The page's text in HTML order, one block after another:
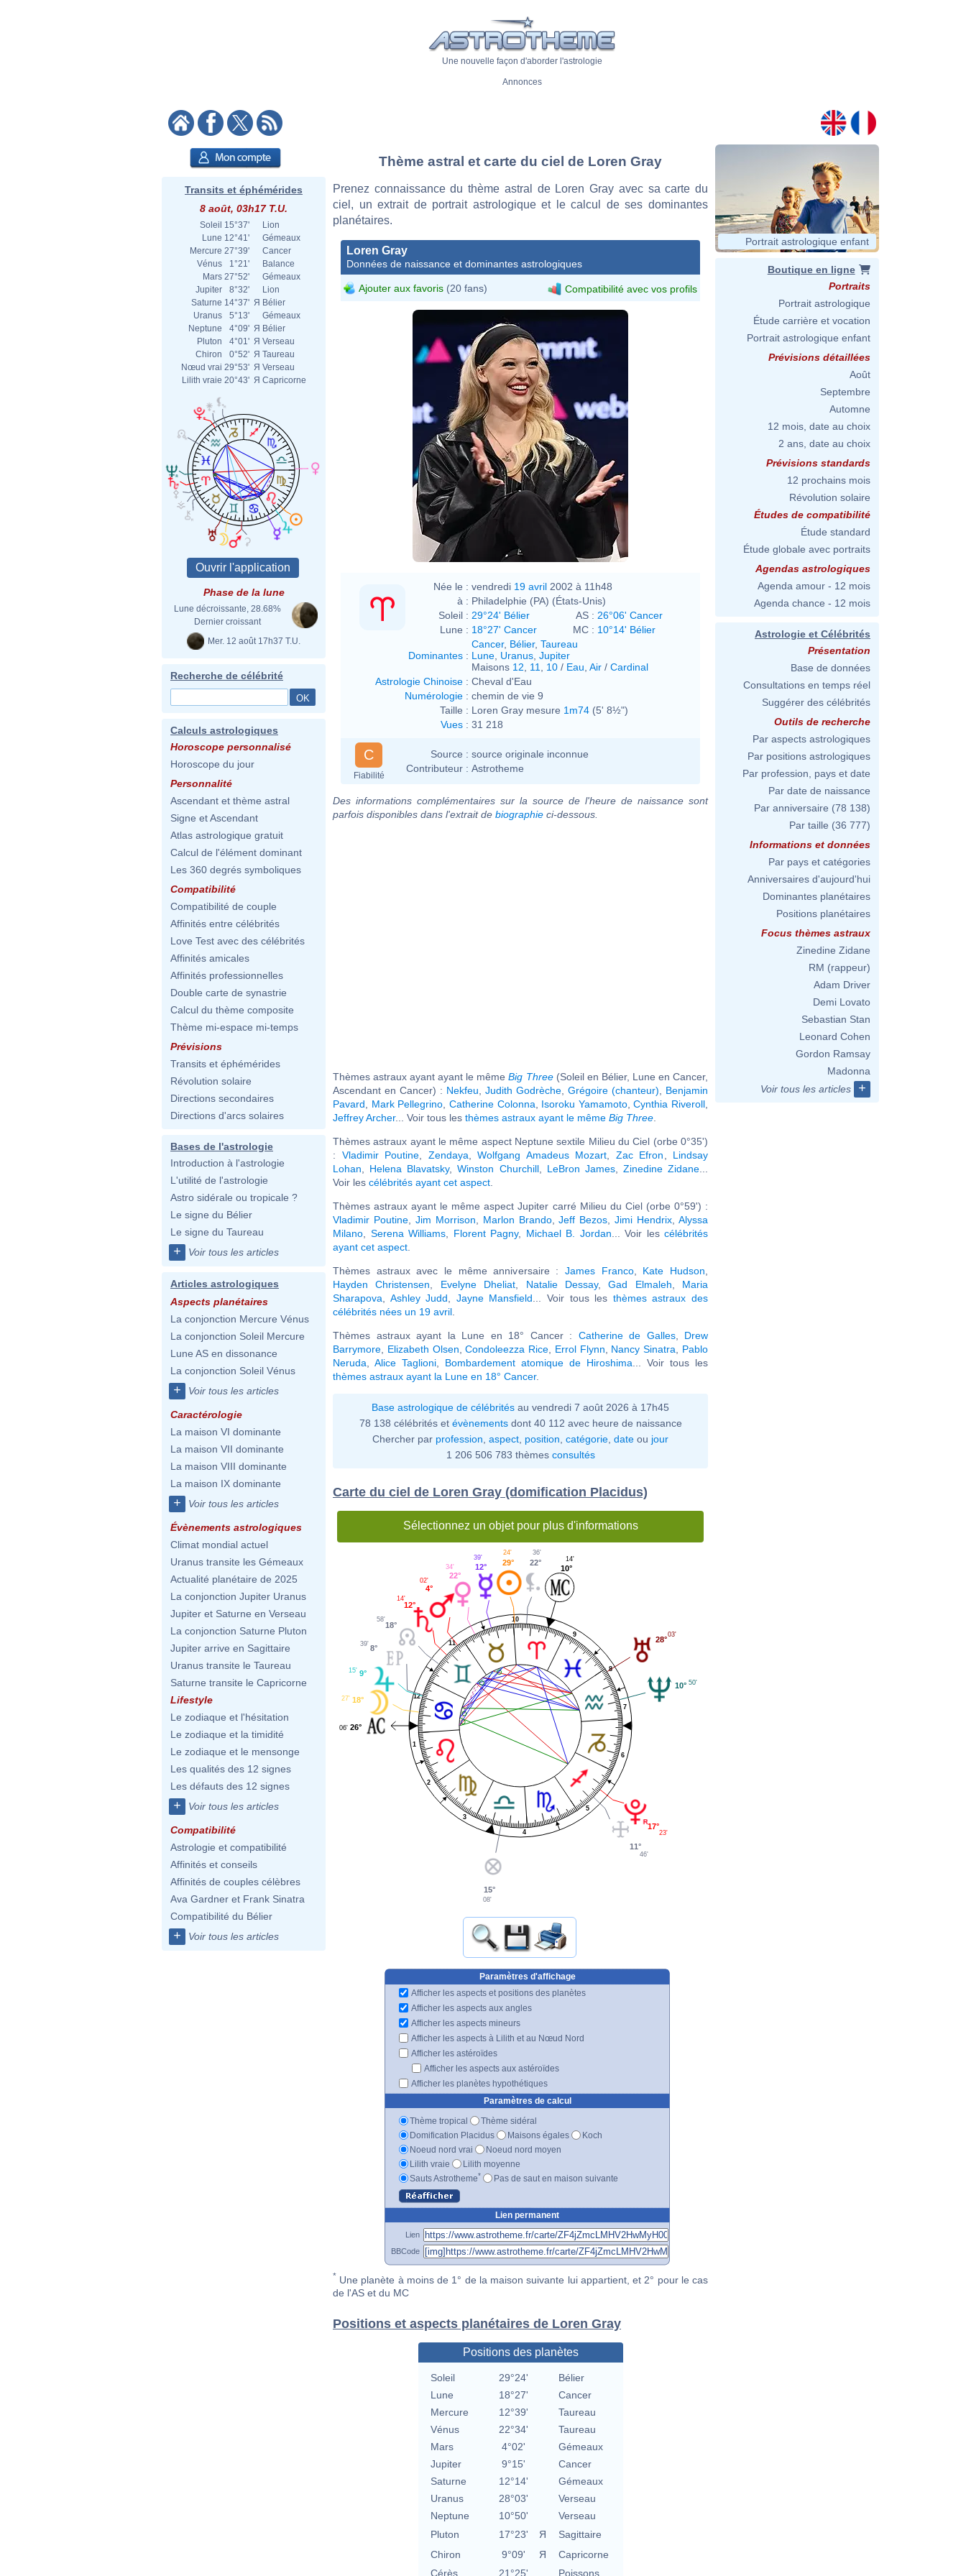
Une nouvelle façon d'aborder l'astrologie
Annonces
Transits et éphémérides
8 août, 03h17 T.U.
Soleil 15°37'
Lion
Lune 12°41'
Gémeaux
Mercure 27°39'
Cancer
Vénus
1°21'
Balance
Mars 27°52'
Gémeaux
Jupiter
8°32'
Lion
Saturne 14°37' Я Bélier
Uranus
5°13'
Gémeaux
Neptune
4°09' Я Bélier
Pluton
4°01' Я Verseau
Chiron
0°52' Я Taureau
Nœud vrai 29°53' Я Verseau
Lilith vraie 20°43' Я Capricorne
Phase de la lune
Lune décroissante, 28.68%
Dernier croissant
Mer. 12 août 17h37 T.U.
Recherche de célébrité
Calculs astrologiques
Horoscope personnalisé
Horoscope du jour
Personnalité
Ascendant et thème astral
Signe et Ascendant
Atlas astrologique gratuit
Calcul de l'élément dominant
Les 360 degrés symboliques
Compatibilité
Compatibilité de couple
Affinités entre célébrités
Love Test avec des célébrités
Affinités amicales
Affinités professionnelles
Double carte de synastrie
Calcul du thème composite
Thème mi-espace mi-temps
Prévisions
Transits et éphémérides
Révolution solaire
Directions secondaires
Directions d'arcs solaires
Bases de l'astrologie
Introduction à l'astrologie
L'utilité de l'astrologie
Astro sidérale ou tropicale ?
Le signe du Bélier
Le signe du Taureau
+ Voir tous les articles
Articles astrologiques
Aspects planétaires
La conjonction Mercure Vénus
La conjonction Soleil Mercure
Lune AS en dissonance
La conjonction Soleil Vénus
+ Voir tous les articles
Caractérologie
La maison VI dominante
La maison VII dominante
La maison VIII dominante
La maison IX dominante
+ Voir tous les articles
Évènements astrologiques
Climat mondial actuel
Uranus transite les Gémeaux
Actualité planétaire de 2025
La conjonction Jupiter Uranus
Jupiter et Saturne en Verseau
La conjonction Saturne Pluton
Jupiter arrive en Sagittaire
Uranus transite le Taureau
Saturne transite le Capricorne
Lifestyle
Le zodiaque et l'hésitation
Le zodiaque et la timidité
Le zodiaque et le mensonge
Les qualités des 12 signes
Les défauts des 12 signes
+ Voir tous les articles
Compatibilité
Astrologie et compatibilité
Affinités et conseils
Affinités de couples célèbres
Ava Gardner et Frank Sinatra
Compatibilité du Bélier
+ Voir tous les articles
Thème astral et carte du ciel de Loren Gray
Prenez connaissance du thème astral de Loren Gray avec sa carte du
ciel, un extrait de portrait astrologique et le calcul de ses dominantes
planétaires.
Loren Gray
Données de naissance et dominantes astrologiques
Ajouter aux favoris (20 fans) Compatibilité avec vos profils
Née le : vendredi 19 avril 2002 à 11h48
à : Philadelphie (PA) (États-Unis)
Soleil : 29°24' Bélier AS : 26°06' Cancer
Lune : 18°27' Cancer MC : 10°14' Bélier
Dominantes :
Cancer, Bélier, Taureau
Lune Uranus Jupiter
Maisons 12 11 10 / Eau Air / Cardinal
Astrologie Chinoise : Cheval d'Eau
Numérologie : chemin de vie 9
Taille : Loren Gray mesure 1m74 (5' 8½")
Vues : 31 218
C
Fiabilité
Source : source originale inconnue
Contributeur : Astrotheme
Des informations complémentaires sur la source de l'heure de naissance sont
parfois disponibles dans l'extrait de biographie ci-dessous.
Thèmes astraux ayant ayant le mêmeBig Three(Soleil en Bélier, Lune en Cancer,
Ascendant en Cancer) : Nekfeu Judith Godrèche Grégoire (chanteur)
Benjamin
Pavard
Mark Pellegrino Catherine Colonna Isoroku Yamamoto,Cynthia Riveroll
Jeffrey Archer... Voir tous les thèmes astraux ayant le même Big Three
Thèmes astraux ayant le même aspect Neptune sextile Milieu du Ciel (orbe 0°35')
: Vladimir Poutine Zendaya ,Wolfgang Amadeus Mozart Zac Efron
Lindsay
Lohan
Helena Blavatsky,Winston Churchill, LeBron James, Zinedine Zidane
Voir les célébrités ayant cet aspect
Thèmes astraux ayant le même aspect Jupiter carré Milieu du Ciel (orbe 0°59') :
Vladimir Poutine, Jim Morrison Marlon Brando,Jeff Bezos ,Jimi Hendrix ,Alyssa
Milano
Serena Williams Florent Pagny, Michael B. Jordan ... Voir les célébrités
ayant cet aspect
Thèmes astraux avec le même anniversaire : James Franco, Kate Hudson
Hayden Christensen
Evelyne Dheliat Natalie Dessay,Gad Elmaleh
Maria
Sharapova
Ashley Judd Jayne Mansfield ... Voir tous les thèmes astraux des
célébrités nées un 19 avril
Thèmes astraux ayant la Lune en 18° Cancer : Catherine de Galles, Drew
Barrymore
Elizabeth Olsen ,Condoleezza Rice Errol Flynn Nancy Sinatra
Pablo
Neruda
Alice Taglioni Bombardement atomique de Hiroshima ... Voir tous les
thèmes astraux ayant la Lune en 18° Cancer.
Base astrologique de célébrités au vendredi 7 août 2026 à 17h45
78 138 célébrités et évènementsdont 40 112 avec heure de naissance
Chercher par profession aspect position catégorie date ou jour
1 206 506 783 thèmes consultés
Carte du ciel de Loren Gray (domification Placidus)
Sélectionnez un objet pour plus d'informations
1
2
3
4
5
6
7
8
9
10
11
12
10° 50'
28°
03'
10°
14'
22°
36'
29°
24'
12°
39'
22°
34'
4°
02'
12°
14'
18°
58'
8°
39'
9°
15'
18°
27'
26°
06'
15°
08'
11°
46'
17°
23'
Paramètres d'affichage
Afficher les aspects et positions des planètes
Afficher les aspects aux angles
Afficher les aspects mineurs
Afficher les aspects à Lilith et au Nœud Nord
Afficher les astéroïdes
Afficher les aspects aux astéroïdes
Afficher les planètes hypothétiques
Paramètres de calcul
Thème tropical
Thème sidéral
Domification Placidus
Maisons égales
Koch
Noeud nord vrai
Noeud nord moyen
Lilith vraie
Lilith moyenne
Sauts Astrotheme* Pas de saut en maison suivante
Lien permanent
Lien
BBCode
* Une planète à moins de 1° de la maison suivante lui appartient, et 2° pour le cas
de l'AS et du MC
Positions et aspects planétaires de Loren Gray
Positions des planètes
Soleil 29°24'
Bélier
Lune
18°27'
Cancer
Mercure
12°39'
Taureau
Vénus
22°34'
Taureau
Mars
4°02'
Gémeaux
Jupiter
9°15'
Cancer
Saturne
12°14'
Gémeaux
Uranus
28°03'
Verseau
Neptune
10°50'
Verseau
Pluton
17°23' Я
Sagittaire
Chiron
9°09' Я
Capricorne
Cérès
21°25' Poissons
Portrait astrologique enfant
Boutique en ligne
Portraits
Portrait astrologique
Étude carrière et vocation
Portrait astrologique enfant
Prévisions détaillées
Août
Septembre
Automne
12 mois, date au choix
2 ans, date au choix
Prévisions standards
12 prochains mois
Révolution solaire
Études de compatibilité
Étude standard
Étude globale avec portraits
Agendas astrologiques
Agenda amour - 12 mois
Agenda chance - 12 mois
Astrologie et Célébrités
Présentation
Base de données
Consultations en temps réel
Suggérer des célébrités
Outils de recherche
Par aspects astrologiques
Par positions astrologiques
Par profession, pays et date
Par date de naissance
Par anniversaire (78 138)
Par taille (36 777)
Informations et données
Par pays et catégories
Anniversaires d'aujourd'hui
Dominantes planétaires
Positions planétaires
Focus thèmes astraux
Zinedine Zidane
RM (rappeur)
Adam Driver
Demi Lovato
Sebastian Stan
Leonard Cohen
Gordon Ramsay
Madonna
Voir tous les articles
+